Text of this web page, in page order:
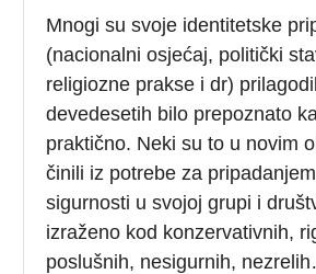
Mnogi su svoje identitetske
(nacionalni osjećaj, politički
religiozne prakse i dr)
devedesetih bilo prepoznato
praktično. Neki su to u novim
činili iz potrebe za
sigurnosti u svojoj grupi i
izraženo kod konzervativnih,
poslušnih, nesigurnih,